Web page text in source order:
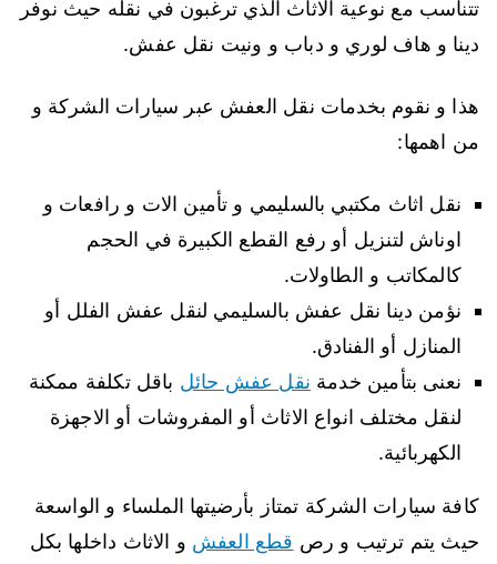
تتناسب مع نوعية الاثاث الذي ترغبون في نقله حيث نوفر
دينا و هاف لوري و دباب و ونيت نقل عفش.
هذا و نقوم بخدمات نقل العفش عبر سيارات الشركة و
من اهمها:
نقل اثاث مكتبي بالسليمي و تأمين الات و رافعات و
اوناش لتنزيل أو رفع القطع الكبيرة في الحجم
كالمكاتب و الطاولات.
نؤمن دينا نقل عفش بالسليمي لنقل عفش الفلل أو
المنازل أو الفنادق.
نعنى بتأمين خدمة نقل عفش حائل باقل تكلفة ممكنة
لنقل مختلف انواع الاثاث أو المفروشات أو الاجهزة
الكهربائية.
كافة سيارات الشركة تمتاز بأرضيتها الملساء و الواسعة
حيث يتم ترتيب و رص قطع العفش و الاثاث داخلها بكل